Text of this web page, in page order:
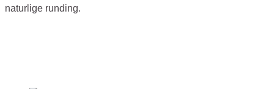
naturlige runding.